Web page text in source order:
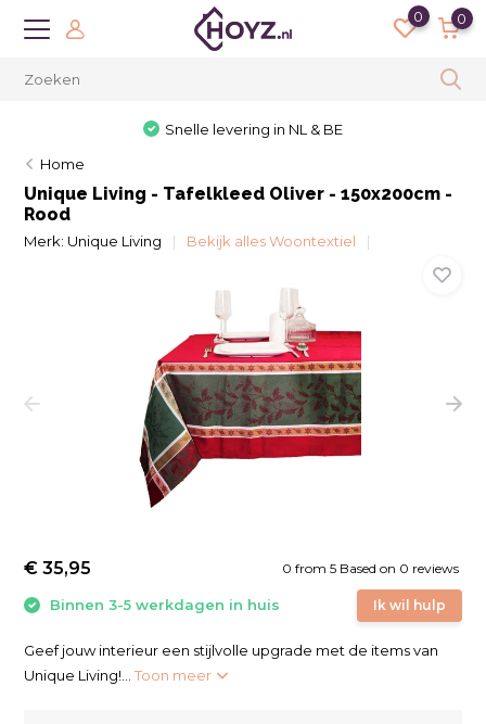
0 0
Snelle levering in NL & BE
Home
Unique Living - Tafelkleed Oliver - 150x200cm -
Rood
Merk: Unique Living Bekijk alles Woontextiel
0 from 5 Based on 0 reviews
Ik wil hulp
€ 35,95
Binnen 3-5 werkdagen in huis
Geef jouw interieur een stijlvolle upgrade met de items van
Unique Living!...Toon meer